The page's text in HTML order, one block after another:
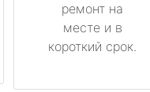
ремонт на
месте и в
короткий срок.